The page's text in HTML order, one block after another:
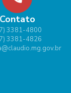
Contato
3381-4800
3381-4826